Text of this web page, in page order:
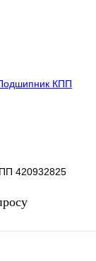
Под заказ
420932825